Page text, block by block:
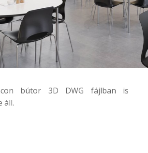
bútor 3D DWG fájlban is
áll.